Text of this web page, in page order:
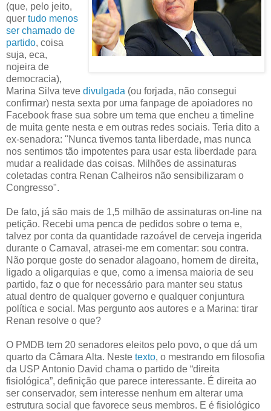
(que, pelo jeito,
quer tudo menos
ser chamado de
partido, coisa
suja, eca,
nojeira de
democracia),
Marina Silva teve divulgada (ou forjada, não consegui
confirmar) nesta sexta por uma fanpage de apoiadores no
Facebook frase sua sobre um tema que encheu a timeline
de muita gente nesta e em outras redes sociais. ‎Teria dito a
ex-senadora: "Nunca tivemos tanta liberdade, mas nunca
nos sentimos tão impotentes para usar esta liberdade para
mudar a realidade das coisas. Milhões de assinaturas
coletadas contra Renan Calheiros não sensibilizaram o
Congresso".
De fato, já são mais de 1,5 milhão de assinaturas on-line na
petição. Recebi uma penca de pedidos sobre o tema e,
talvez por conta da quantidade razoável de cerveja ingerida
durante o Carnaval, atrasei-me em comentar: sou contra.
Não porque goste do senador alagoano, homem de direita,
ligado a oligarquias e que, como a imensa maioria de seu
partido, faz o que for necessário para manter seu status
atual dentro de qualquer governo e qualquer conjuntura
política e social. Mas pergunto aos autores e a Marina: tirar
Renan resolve o que?
O PMDB tem 20 senadores eleitos pelo povo, o que dá um
quarto da Câmara Alta. Neste texto, o mestrando em filosofia
da USP Antonio David chama o partido de “direita
fisiológica”, definição que parece interessante. É direita ao
ser conservador, sem interesse nenhum em alterar uma
estrutura social que favorece seus membros. E é fisiológico